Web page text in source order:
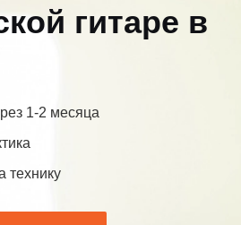
гитаре в
1-2 месяца
технику